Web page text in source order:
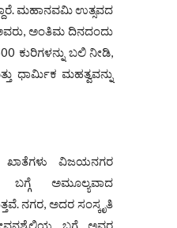
ಮಹಾನವಮಿ ಉತ್ಸವದ
ಅಂತಿಮ ದಿನದಂದು
ಕುರಿಗಳನ್ನು ಬಲಿ ನೀಡಿ,
ಧಾರ್ಮಿಕ ಮಹತ್ವವನ್ನು
ವಿಜಯನಗರ
ಬಗ್ಗೆ ಅಮೂಲ್ಯವಾದ
ನಗರ, ಅದರ ಸಂಸ್ಕೃತಿ
ಬಗ್ಗೆ ಅವರ